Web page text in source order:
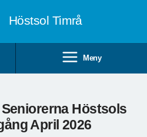
Höstsol Timrå
Meny
Höstsols
April 2026